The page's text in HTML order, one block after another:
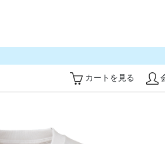
カートを見る